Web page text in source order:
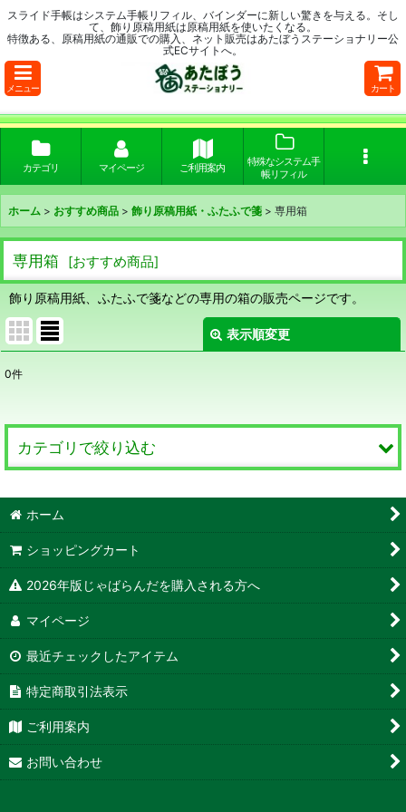
スライド手帳はシステム手帳リフィル、バインダーに新しい驚きを与える。そし
て、飾り原稿用紙は原稿用紙を使いたくなる。
特徴ある、原稿用紙の通販での購入、ネット販売はあたぼうステーショナリー公
式ECサイトへ。
メニュー カート
カテゴリ マイページ ご利用案内
特殊なシステム手
帳リフィル
ホーム > おすすめ商品 > 飾り原稿用紙・ふたふで箋 > 専用箱
専用箱 [おすすめ商品]
飾り原稿用紙、ふたふで箋などの専用の箱の販売ページです。
表示順変更
0件
カテゴリで絞り込む
飾り原稿用紙・ふたふで箋 (全商品)
飾り原稿用紙 A4サイズ
飾り原稿用紙 A5サイズ（200字）
ふたふでサイズ（高さバイブル）
まるふで箋
はがき原稿用紙
封筒
メモ用紙（飾りモチーフ）
ホーム
ショッピングカート
2026年版じゃばらんだを購入される方へ
マイページ
最近チェックしたアイテム
特定商取引法表示
ご利用案内
お問い合わせ